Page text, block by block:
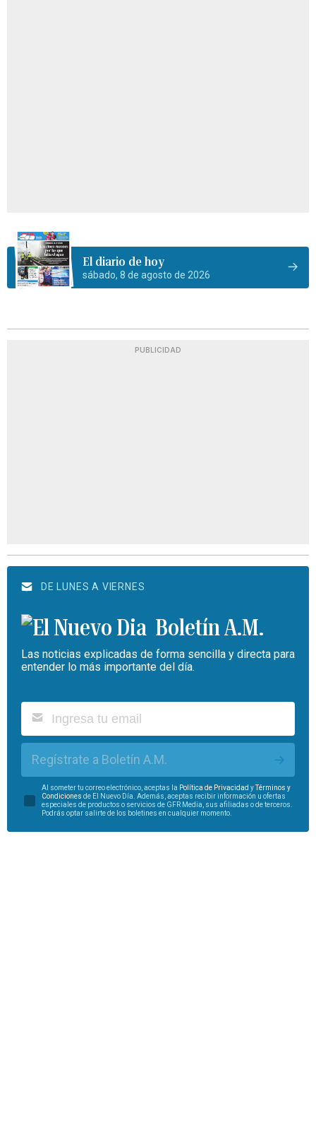
El diario de hoy
sábado, 8 de agosto de 2026
PUBLICIDAD
DE LUNES A VIERNES
Boletín A.M.
Las noticias explicadas de forma sencilla y directa para
entender lo más importante del día.
Regístrate a Boletín A.M.
Al someter tu correo electrónico, aceptas la Política de Privacidad y
Términos y
Condiciones de El Nuevo Día. Además, aceptas recibir información u ofertas
especiales de productos o servicios de GFR Media, sus afiliadas o de terceros.
Podrás optar salirte de los boletines en cualquier momento.